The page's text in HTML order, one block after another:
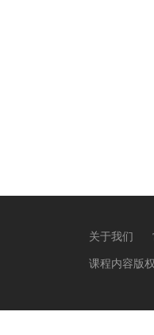
关于我们
课程内容版